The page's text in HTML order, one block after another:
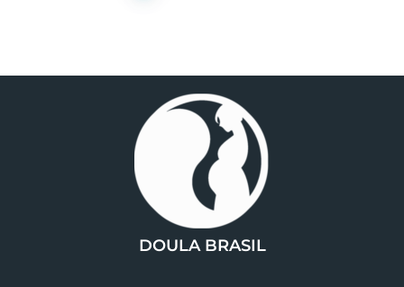
DOULA BRASIL